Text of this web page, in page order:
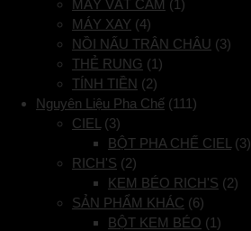
MÁY VẮT CAM (1)
MÁY XAY (4)
NỒI NẤU TRÂN CHÂU (3)
THẺ RUNG (1)
TÍNH TIỀN (2)
Nguyên Liệu Pha Chế (111)
CIEL (3)
BỘT PHA CHẾ CIEL (3)
RICH'S (2)
KEM BÉO RICH'S (2)
SẢN PHẨM KHÁC (6)
BỘT KEM BÉO (1)